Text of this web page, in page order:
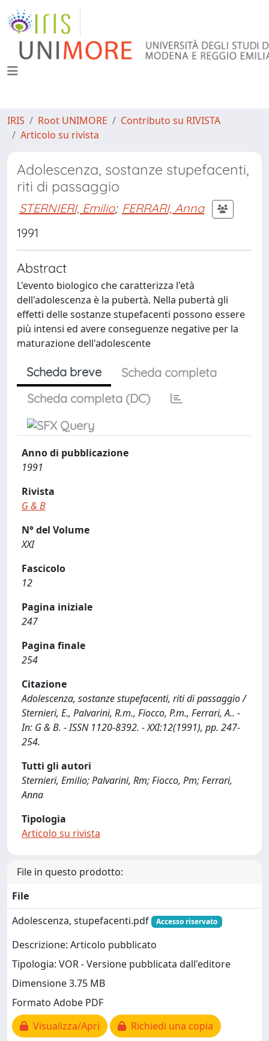
IRIS Root UNIMORE
Contributo su RIVISTA
Articolo su rivista
Adolescenza, sostanze stupefacenti,
riti di passaggio
STERNIERI, Emilio; FERRARI, Anna
1991
Abstract
L'evento biologico che caratterizza l'età
dell'adolescenza è la pubertà. Nella pubertà gli
effetti delle sostanze stupefacenti possono essere
più intensi ed avere conseguenze negative per la
maturazione dell'adolescente
Scheda breve
Scheda completa
Scheda completa (DC)
Anno di pubblicazione
1991
Rivista
G & B
N° del Volume
XXI
Fascicolo
12
Pagina iniziale
247
Pagina finale
254
Citazione
Adolescenza, sostanze stupefacenti, riti di passaggio /
Sternieri, E., Palvarini, R.m., Fiocco, P.m., Ferrari, A.. -
In: G & B. - ISSN 1120-8392. - XXI:12(1991), pp. 247-
254.
Tutti gli autori
Sternieri, Emilio; Palvarini, Rm; Fiocco, Pm; Ferrari,
Anna
Tipologia
Articolo su rivista
File in questo prodotto:
File
Adolescenza, stupefacenti.pdf
Accesso riservato
Descrizione: Articolo pubblicato
Tipologia: VOR - Versione pubblicata dall'editore
Dimensione 3.75 MB
Formato Adobe PDF
Visualizza/Apri
Richiedi una copia